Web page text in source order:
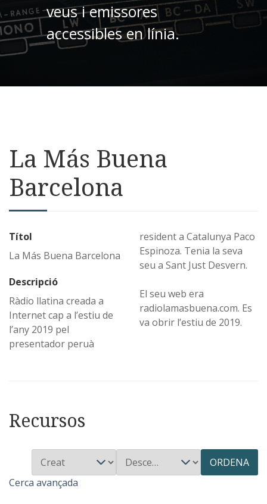
veus i emissores
accessibles en línia.
La Más Buena
Barcelona
Títol
La Más Buena Barcelona
Descripció
Ràdio llatina creada a
Internet cap a l’estiu de
l’any 2019 pel
presentador peruà
resident a Catalunya Paco
Espinoza. Tenia la seva
seu a Sant Just Desvern.
El seu web era
radiolamasbuena.com. Es
va obrir l’estiu de 2019.
Recursos
ORDENA
Cerca avançada